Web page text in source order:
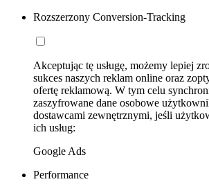
Rozszerzony Conversion-Tracking
Akceptując tę usługę, możemy lepiej
sukces naszych reklam online oraz
ofertę reklamową. W tym celu
zaszyfrowane dane osobowe
dostawcami zewnętrznymi, jeśli
ich usług:
Google Ads
Performance